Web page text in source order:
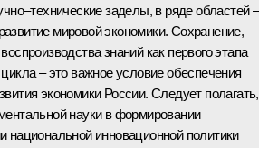
заделы, в ряде областей –
мировой экономики. Сохранение,
знаний как первого этапа
– это важное условие обеспечения
экономики России. Следует полагать,
науки в формировании
национальной инновационной политики